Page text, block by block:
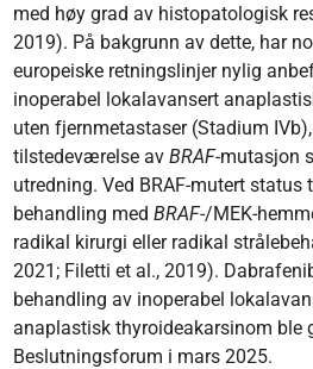
med høy grad av histopatologisk
2019). På bakgrunn av dette, har
europeiske retningslinjer nylig
inoperabel lokalavansert
uten fjernmetastaser (Stadium
tilstedeværelse avBRAF-mutasjon
utredning. Ved BRAF-mutert
behandling medBRAF-/MEK-
radikal kirurgi eller radikal
2021; Filetti et al., 2019).
behandling av inoperabel
anaplastisk thyroideakarsinom ble
Beslutningsforum i mars 2025.